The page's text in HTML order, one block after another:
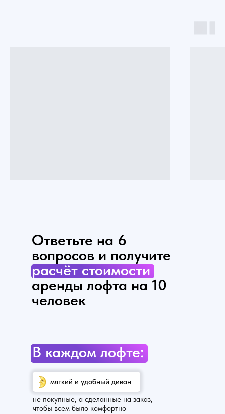
Ответьте на 6
вопросов и получите
расчёт стоимости
аренды лофта на 10
человек
не покупные, а сделанные на заказ,
чтобы всем было комфортно
В каждом лофте:
мягкий и удобный диван